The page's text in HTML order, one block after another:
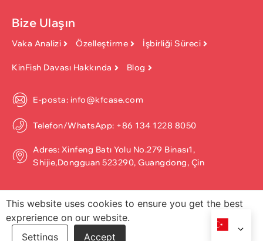
Bize Ulaşın
Vaka Analizi Özelleştirme İşbirliği Süreci
KinFish Davası Hakkında Blog
E-posta: info@kfcase.com
Telefon/WhatsApp: +86 134 1228 8050
Adres: Xinfeng Batı Yolu No.279 Binası1,
Shijie,Dongguan 523290, Guangdong, Çin
Telif hakkı ©2026, Dongguan Kinfish Technology Co., Ltd. Her
hakkı saklıdır.
This website uses cookies to ensure you get the best
exprerience on our website.